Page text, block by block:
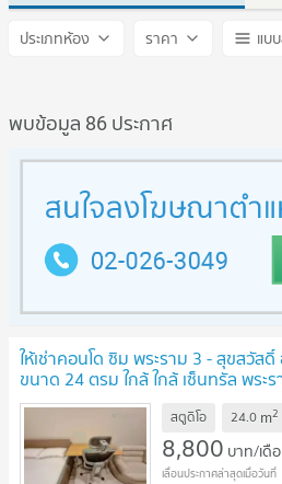
Xim Rama 3 - Suksawat
ประเภทห้อง ราคา
แบ
พบข้อมูล 86 ประกาศ
ให้เช่าคอนโด ซิม พระราม 3 - สุขสวัส
ขนาด 24 ตรม ใกล้ ใกล้ เซ็นทรัล พระ
สตูดิโอ 24.0 m2
8,800 บาท/เดื